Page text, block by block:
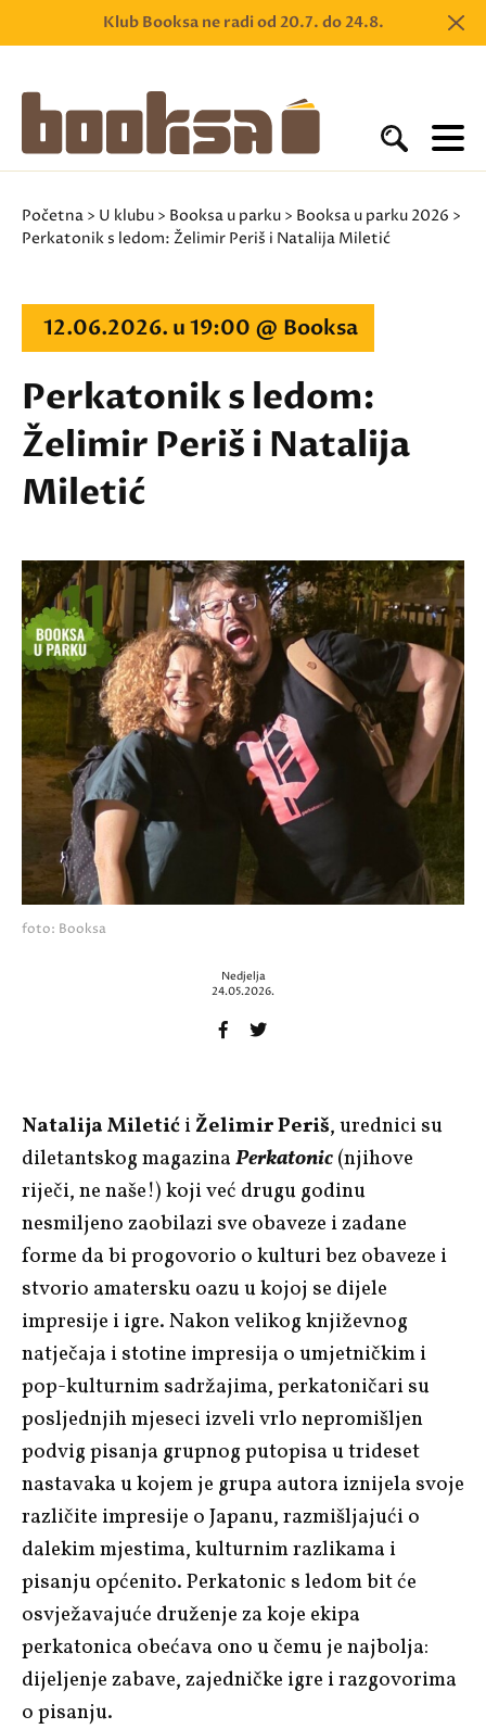
Klub Booksa ne radi od 20.7. do 24.8.
Početna > U klubu > Booksa u parku > Booksa u parku 2026 >
Perkatonik s ledom: Želimir Periš i Natalija Miletić
12.06.2026. u 19:00 @ Booksa
Perkatonik s ledom:
Želimir Periš i Natalija
Miletić
foto: Booksa
Nedjelja
24.05.2026.
Natalija MiletićiŽelimir Periš, urednici su
diletantskog magazinaPerkatonic(njihove
riječi, ne naše!) koji već drugu godinu
nesmiljeno zaobilazi sve obaveze i zadane
forme da bi progovorio o kulturi bez obaveze i
stvorio amatersku oazu u kojoj se dijele
impresije i igre. Nakon velikog književnog
natječaja i stotine impresija o umjetničkim i
pop-kulturnim sadržajima, perkatoničari su
posljednjih mjeseci izveli vrlo nepromišljen
podvig pisanja grupnog putopisa u trideset
nastavaka u kojem je grupa autora iznijela svoje
različite impresije o Japanu, razmišljajući o
dalekim mjestima, kulturnim razlikama i
pisanju općenito. Perkatonic s ledom bit će
osvježavajuće druženje za koje ekipa
perkatonica obećava ono u čemu je najbolja:
dijeljenje zabave, zajedničke igre i razgovorima
o pisanju.